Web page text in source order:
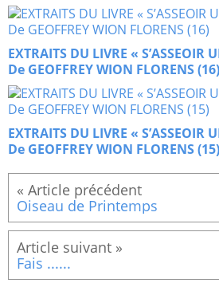
EXTRAITS DU LIVRE « S’ASSEOIR
De GEOFFREY WION FLORENS (16)
EXTRAITS DU LIVRE « S’ASSEOIR
De GEOFFREY WION FLORENS (15)
Oiseau de Printemps
Fais ......